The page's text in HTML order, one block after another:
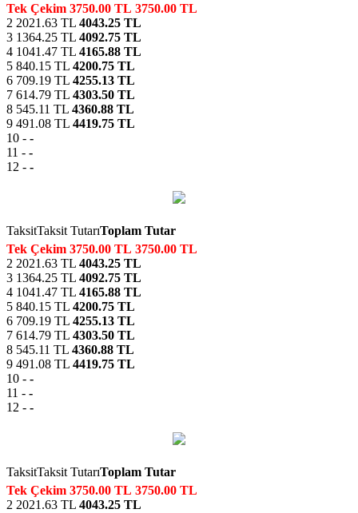
Tek Çekim 3750.00 TL 3750.00 TL
2 2021.63 TL 4043.25 TL
3 1364.25 TL 4092.75 TL
4 1041.47 TL 4165.88 TL
5 840.15 TL 4200.75 TL
6 709.19 TL 4255.13 TL
7 614.79 TL 4303.50 TL
8 545.11 TL 4360.88 TL
9 491.08 TL 4419.75 TL
10 - -
11 - -
12 - -
TaksitTaksit TutarıToplam Tutar
Tek Çekim 3750.00 TL 3750.00 TL
2 2021.63 TL 4043.25 TL
3 1364.25 TL 4092.75 TL
4 1041.47 TL 4165.88 TL
5 840.15 TL 4200.75 TL
6 709.19 TL 4255.13 TL
7 614.79 TL 4303.50 TL
8 545.11 TL 4360.88 TL
9 491.08 TL 4419.75 TL
10 - -
11 - -
12 - -
TaksitTaksit TutarıToplam Tutar
Tek Çekim 3750.00 TL 3750.00 TL
2 2021.63 TL 4043.25 TL